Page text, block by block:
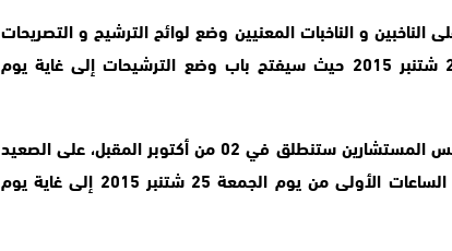
الناخبين و الناخبات المعنيين وضع لوائح الترشيح و التصريحات
الفردية بالترشيح بدأ من يوم غد الأحد 20 شتنبر 2015 حيث سيفتح باب وضع الترشيحات إلى غاية يوم
يذكر أن عملية التصويت الخاصة بأعضاء مجلس المستشارين ستنطلق في 02 من أكتوبر المقبل، على الصعيد
الوطني ، و ستنطلق الحملة الإنتخابية من الساعات الأولى من يوم الجمعة 25 شتنبر 2015 إلى غاية يوم